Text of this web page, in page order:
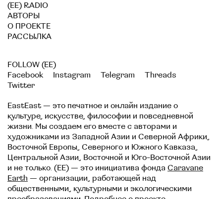
(EE) RADIO
АВТОРЫ
О ПРОЕКТЕ
РАССЫЛКА
FOLLOW (EE)
Facebook
Instagram Telegram
Threads
Twitter
EastEast — это печатное и онлайн издание о
культуре, искусстве, философии и повседневной
жизни. Мы создаем его вместе с авторами и
художниками из Западной Азии и Северной Африки,
Восточной Европы, Северного и Южного Кавказа,
Центральной Азии, Восточной и Юго-Восточной Азии
и не только. (EE) — это инициатива фонда Caravane
Earth — организации, работающей над
общественными, культурными и экологическими